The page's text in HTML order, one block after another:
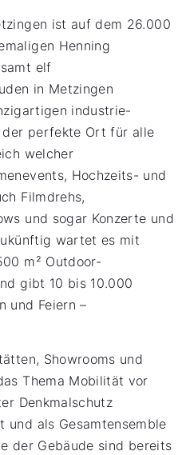
ist auf dem 26.000
Henning
elf
in Metzingen
industrie-
der perfekte Ort für alle
welcher
Hochzeits- und
Filmdrehs,
und sogar Konzerte und
wartet es mit
m² Outdoor-
gibt 10 bis 10.000
und Feiern –
Showrooms und
Thema Mobilität vor
Denkmalschutz
und als Gesamtensemble
der Gebäude sind bereits